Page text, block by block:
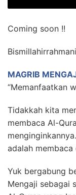
Coming soon !!
MAGRIB
“Memanfaatkan
Tidakkah kita
membaca Al-
adalah
Yuk bergabung
Mengaji sebagai